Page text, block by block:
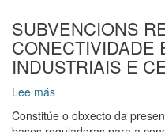
NOS
MERCADOS
DE
TERCEIROS
SUBVENCIONS
CONECTIVIDADE
INDUSTRIAIS E
Lee más
REFORZO
Constitúe o obxecto da